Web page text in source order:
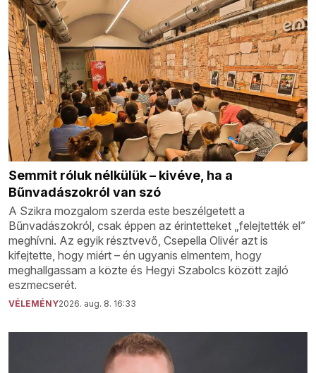
Semmit róluk nélkülük – kivéve, ha a
Bűnvadászokról van szó
A Szikra mozgalom szerda este beszélgetett a
Bűnvadászokról, csak éppen az érintetteket „felejtették el”
meghívni. Az egyik résztvevő, Csepella Olivér azt is
kifejtette, hogy miért – én ugyanis elmentem, hogy
meghallgassam a közte és Hegyi Szabolcs között zajló
eszmecserét.
VÉLEMÉNY2026. aug. 8. 16:33